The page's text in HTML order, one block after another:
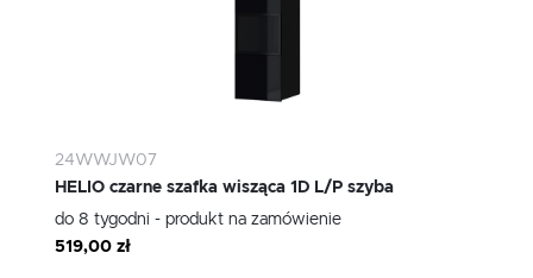
24WWJW07
HELIO czarne szafka wisząca 1D L/P szyba
do 8 tygodni - produkt na zamówienie
519,00 zł